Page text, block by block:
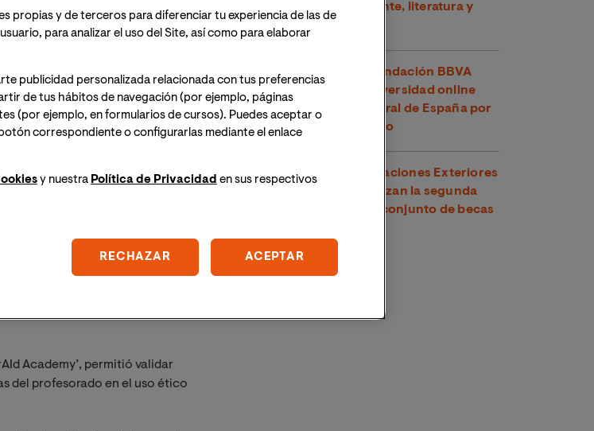
una intensa actividad
nueve instituciones
Academy’, permitió validar
del profesorado en el uso ético
de Verano "Medio ambiente, literatura y
cómic"
El U-Ranking 2026 de Fundación BBVA
señala a VIU como la universidad online
con mejor inserción laboral de España por
segundo año consecutivo
VIU y el Ministerio de Relaciones Exteriores
y Culto de Costa Rica lanzan la segunda
edición de su programa conjunto de becas
propias y de terceros para diferenciar tu experiencia de las de
para analizar el uso del Site, así como para elaborar
publicidad personalizada relacionada con tus preferencias
de tus hábitos de navegación (por ejemplo, páginas
(por ejemplo, en formularios de cursos). Puedes aceptar o
correspondiente o configurarlas mediante el enlace
y nuestra Política de Privacidad en sus respectivos
RECHAZAR ACEPTAR